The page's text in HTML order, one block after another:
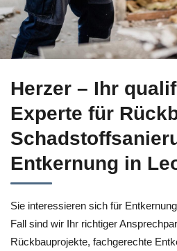
Herzer – Ihr
Experte für
Entkernung in
Sie interessieren sich für
Fall sind wir Ihr richtiger
Rückbauprojekte, fachgerechte